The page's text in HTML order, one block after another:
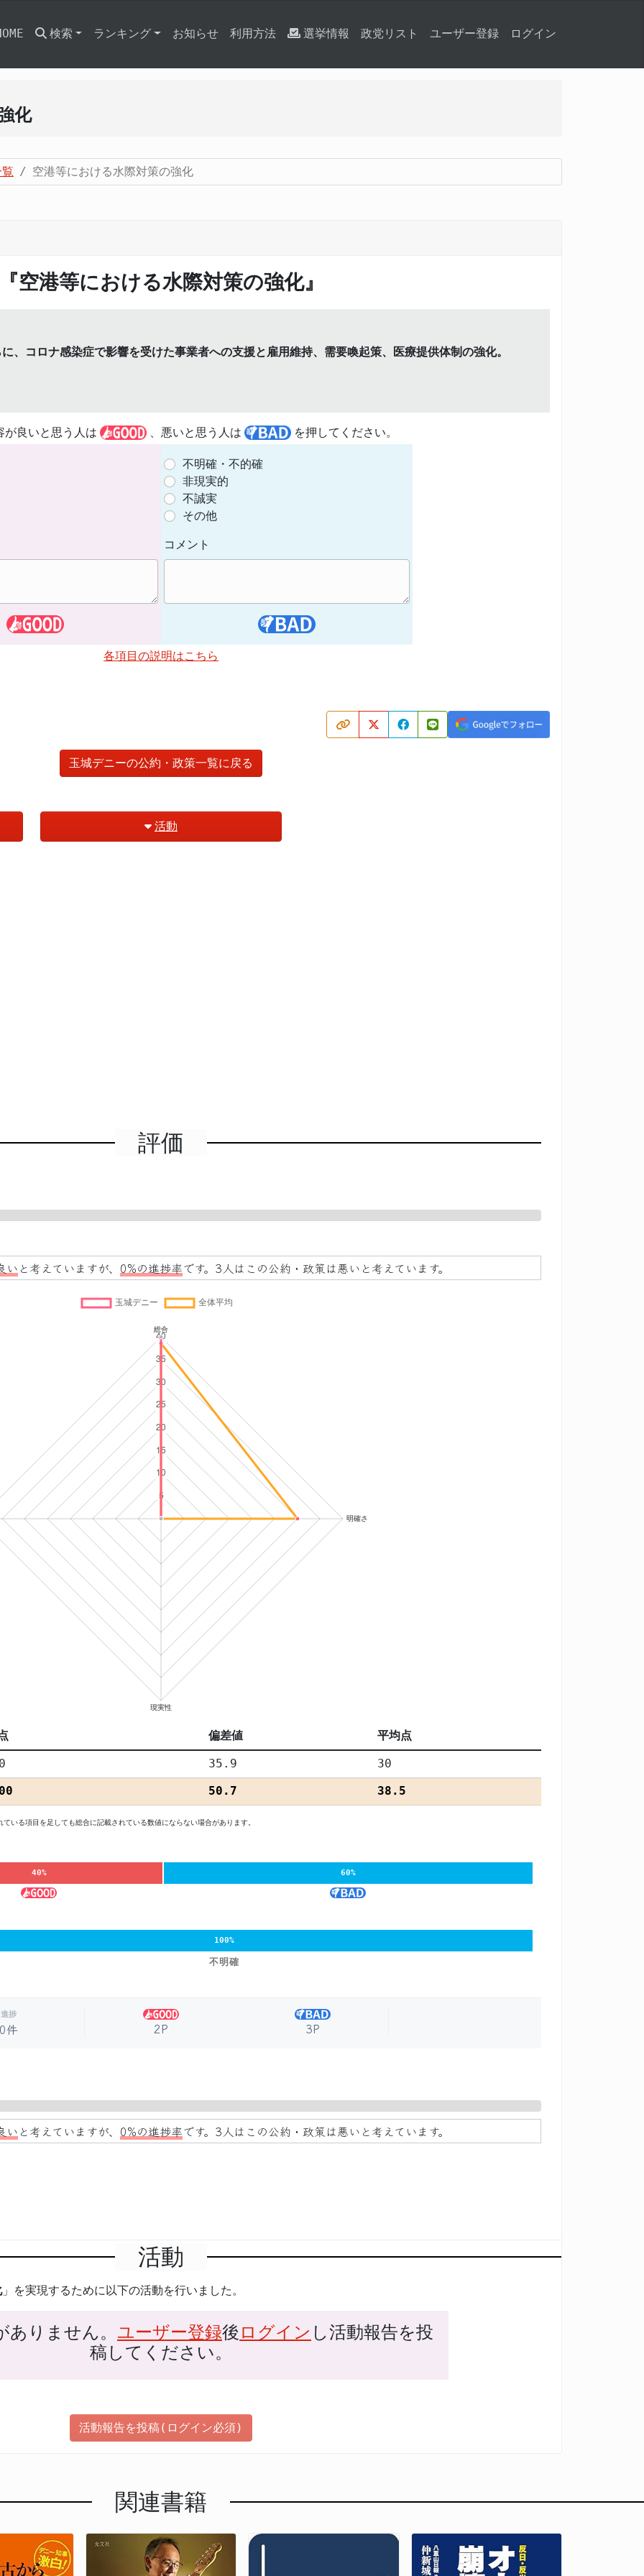
検索 ランキング お知らせ 利用方法 選挙情報 政党リスト ユーザー登録 ログイン
化
空港等における水際対策の強化
空港等における水際対策の強化』
、コロナ感染症で影響を受けた事業者への支援と雇用維持、需要喚起策、医療提供体制の強化。
が良いと思う人は 、悪いと思う人は を押してください。
不明確・不的確
非現実的
不誠実
その他
コメント
各項目の説明はこちら
玉城デニーの公約・政策一覧に戻る
活動
評価
い と考えていますが、 0%の進捗率です。3人はこの公約・政策は悪いと考えています。
偏差値 平均点
35.9
30
50.7 38.5
いる項目を足しても総合に記載されている数値にならない場合があります。
40% 60%
100%
不明確
進捗
件 2P 3P
い と考えていますが、 0%の進捗率です。3人はこの公約・政策は悪いと考えています。
活動
」を実現するために以下の活動を行いました。
ありません。 ユーザー登録後 ログイン し活動報告を投
稿してください。
活動報告を投稿(ログイン必須)
関連書籍